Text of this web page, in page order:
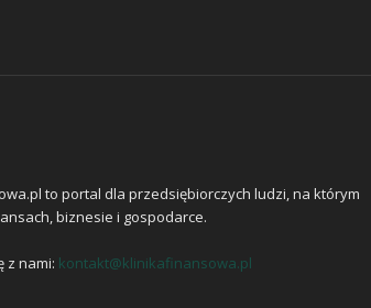
to portal dla przedsiębiorczych ludzi, na którym
biznesie i gospodarce.
z nami: kontakt@klinikafinansowa.pl